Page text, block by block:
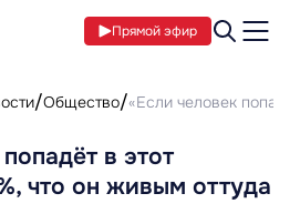
Прямой эфир
Общество «Если человек
в этот
что он живым оттуда